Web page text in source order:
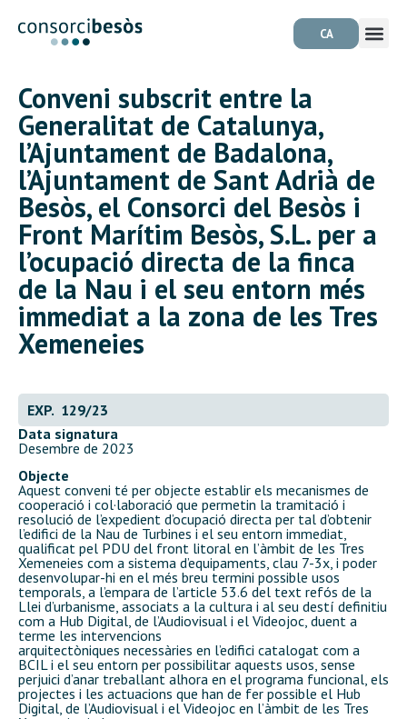
CA
Conveni subscrit entre la
Generalitat de Catalunya,
l’Ajuntament de Badalona,
l’Ajuntament de Sant Adrià de
Besòs, el Consorci del Besòs i
Front Marítim Besòs, S.L. per a
l’ocupació directa de la finca
de la Nau i el seu entorn més
immediat a la zona de les Tres
Xemeneies
EXP. 129/23
Data signatura
Desembre de 2023
Objecte
Aquest conveni té per objecte establir els mecanismes de
cooperació i col·laboració que permetin la tramitació i
resolució de l’expedient d’ocupació directa per tal d’obtenir
l’edifici de la Nau de Turbines i el seu entorn immediat,
qualificat pel PDU del front litoral en l’àmbit de les Tres
Xemeneies com a sistema d’equipaments, clau 7-3x, i poder
desenvolupar-hi en el més breu termini possible usos
temporals, a l’empara de l’article 53.6 del text refós de la
Llei d’urbanisme, associats a la cultura i al seu destí definitiu
com a Hub Digital, de l’Audiovisual i el Videojoc, duent a
terme les intervencions
arquitectòniques necessàries en l’edifici catalogat com a
BCIL i el seu entorn per possibilitar aquests usos, sense
perjuici d’anar treballant alhora en el programa funcional, els
projectes i les actuacions que han de fer possible el Hub
Digital, de l’Audiovisual i el Videojoc en l’àmbit de les Tres